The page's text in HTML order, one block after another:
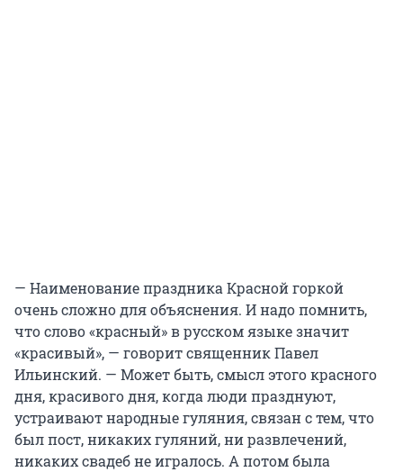
— Наименование праздника Красной горкой
очень сложно для объяснения. И надо помнить,
что слово «красный» в русском языке значит
«красивый», — говорит священник Павел
Ильинский. — Может быть, смысл этого красного
дня, красивого дня, когда люди празднуют,
устраивают народные гуляния, связан с тем, что
был пост, никаких гуляний, ни развлечений,
никаких свадеб не игралось. А потом была